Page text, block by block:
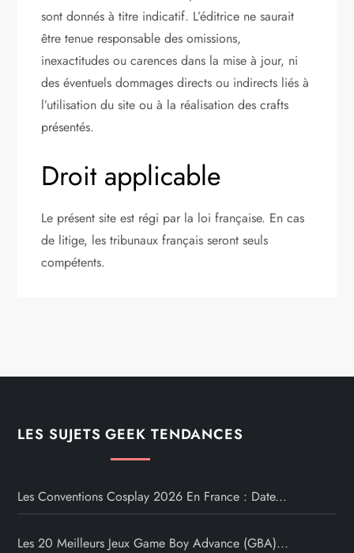
sont donnés à titre indicatif. L’éditrice ne saurait
être tenue responsable des omissions,
inexactitudes ou carences dans la mise à jour, ni
des éventuels dommages directs ou indirects liés à
l’utilisation du site ou à la réalisation des crafts
présentés.
Droit applicable
Le présent site est régi par la loi française. En cas
de litige, les tribunaux français seront seuls
compétents.
LES SUJETS GEEK TENDANCES
Les Conventions Cosplay 2026 En France : Date...
Les 20 Meilleurs Jeux Game Boy Advance (GBA)...